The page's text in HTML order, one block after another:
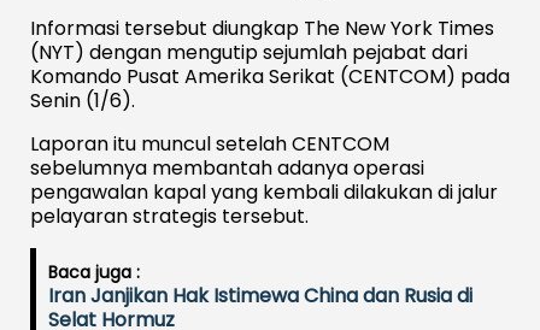
Informasi tersebut diungkap The New York Times
(NYT) dengan mengutip sejumlah pejabat dari
Komando Pusat Amerika Serikat (CENTCOM) pada
Senin (1/6).
Laporan itu muncul setelah CENTCOM
sebelumnya membantah adanya operasi
pengawalan kapal yang kembali dilakukan di jalur
pelayaran strategis tersebut.
Baca juga :
Iran Janjikan Hak Istimewa China dan Rusia di
Selat Hormuz